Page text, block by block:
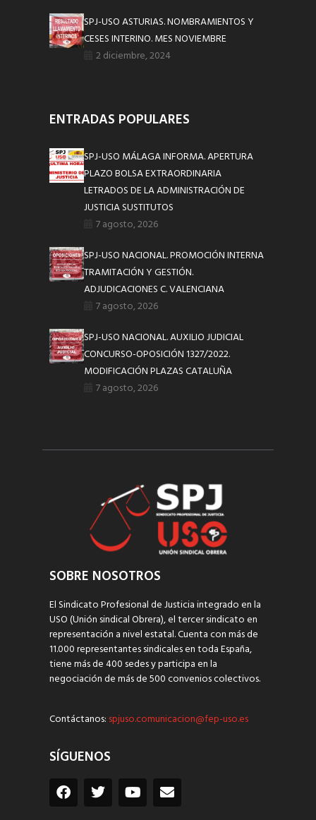
SPJ-USO ASTURIAS. NOMBRAMIENTOS Y
CESES INTERINO. MES NOVIEMBRE
2 diciembre, 2024
ENTRADAS POPULARES
SPJ-USO MÁLAGA INFORMA. APERTURA
PLAZO BOLSA EXTRAORDINARIA
LETRADOS DE LA ADMINISTRACIÓN DE
JUSTICIA SUSTITUTOS
7 agosto, 2026
SPJ-USO NACIONAL. PROMOCIÓN INTERNA
TRAMITACIÓN Y GESTIÓN.
ADJUDICACIONES C. VALENCIANA
7 agosto, 2026
SPJ-USO NACIONAL. AUXILIO JUDICIAL
CONCURSO-OPOSICIÓN 1327/2022.
MODIFICACIÓN PLAZAS CATALUÑA
7 agosto, 2026
SOBRE NOSOTROS
El Sindicato Profesional de Justicia integrado en la
USO (Unión sindical Obrera), el tercer sindicato en
representación a nivel estatal. Cuenta con más de
11.000 representantes sindicales en toda España,
tiene más de 400 sedes y participa en la
negociación de más de 500 convenios colectivos.
Contáctanos: spjuso.comunicacion@fep-uso.es
SÍGUENOS